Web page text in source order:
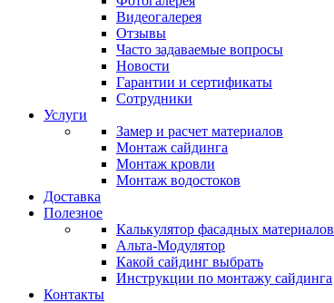
Видеогалерея
Отзывы
Часто задаваемые вопросы
Новости
Гарантии и сертификаты
Сотрудники
Услуги
Замер и расчет материалов
Монтаж сайдинга
Монтаж кровли
Монтаж водостоков
Доставка
Полезное
Калькулятор фасадных материалов
Альта-Модулятор
Какой сайдинг выбрать
Инструкции по монтажу сайдинга
Контакты